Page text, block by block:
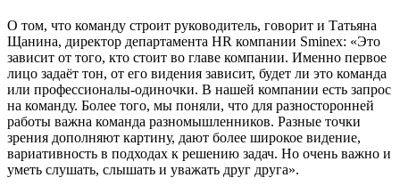
О том, что команду строит руководитель, говорит и Татьяна
Щанина, директор департамента HR компании Sminex: «Это
зависит от того, кто стоит во главе компании. Именно первое
лицо задаёт тон, от его видения зависит, будет ли это команда
или профессионалы-одиночки. В нашей компании есть запрос
на команду. Более того, мы поняли, что для разносторонней
работы важна команда разномышленников. Разные точки
зрения дополняют картину, дают более широкое видение,
вариативность в подходах к решению задач. Но очень важно и
уметь слушать, слышать и уважать друг друга».